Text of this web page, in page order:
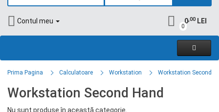
Contul meu
0
0,00LEI
Prima Pagina Calculatoare Workstation Workstation Second
Workstation Second Hand
Nu sunt produse în această categorie.